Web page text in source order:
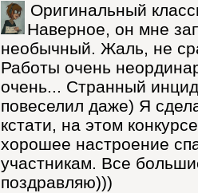
Оригинальный
Наверное, он мне
необычный. Жаль, не
Работы очень
очень... Странный
повеселил даже) Я
кстати, на этом
хорошее настроение
участникам. Все
поздравляю)))